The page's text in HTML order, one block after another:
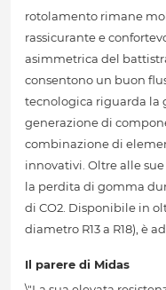
rotolamento rimane
rassicurante e
asimmetrica del
consentono un buon
tecnologica riguarda la
generazione di
combinazione di
innovativi. Oltre alle
la perdita di gomma
di CO2. Disponibile in
diametro R13 a R18), è
Il parere di Midas